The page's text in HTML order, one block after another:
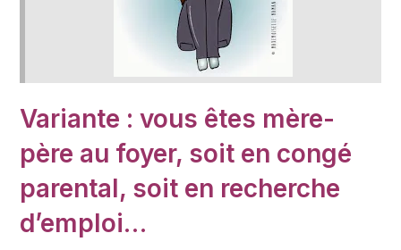
Variante : vous êtes mère-
père au foyer, soit en congé
parental, soit en recherche
d’emploi…